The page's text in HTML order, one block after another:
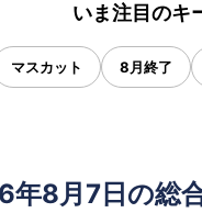
いま注目のキ
マスカット 8月終了
年8月7日の総